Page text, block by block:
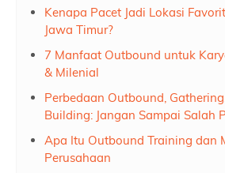
Kenapa Pacet Jadi Lokasi
Jawa Timur?
7 Manfaat Outbound untuk
& Milenial
Perbedaan Outbound,
Building: Jangan Sampai Salah
Apa Itu Outbound Training dan
Perusahaan